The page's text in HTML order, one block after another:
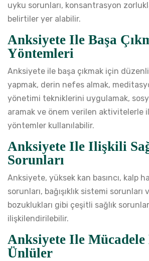
uyku sorunları, konsantrasyon
belirtiler yer alabilir.
Anksiyete Ile Başa
Yöntemleri
Anksiyete ile başa çıkmak için
yapmak, derin nefes almak,
yönetimi tekniklerini uygulamak,
aramak ve önem verilen aktivitelerle
yöntemler kullanılabilir.
Anksiyete Ile Ilişkili
Sorunları
Anksiyete, yüksek kan basıncı, kalp
sorunları, bağışıklık sistemi sorunları
bozuklukları gibi çeşitli sağlık
ilişkilendirilebilir.
Anksiyete Ile Mücadele
Ünlüler